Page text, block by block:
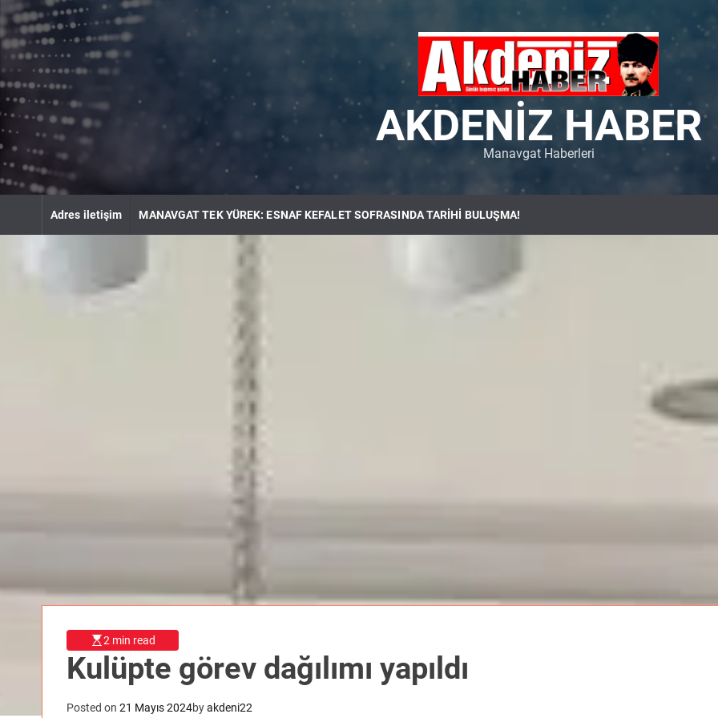
k
t
c
o
n
e
AKDENIZ HABER
Manavgat Haberleri
Adres iletişim MANAVGAT TEK YÜREK: ESNAF KEFALET SOFRASINDA TARİHİ BULUŞMA!
2 min read
Kulüpte görev dağılımı yapıldı
Posted on 21 Mayıs 2024byakdeni22